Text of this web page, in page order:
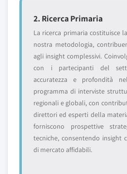
2. Ricerca Primaria
La ricerca primaria costituisce
nostra metodologia,
agli insight complessivi.
con i partecipanti del
accuratezza e profondità
programma di interviste
regionali e globali, con
direttori ed esperti della
forniscono prospettive
tecniche, consentendo insight
di mercato affidabili.